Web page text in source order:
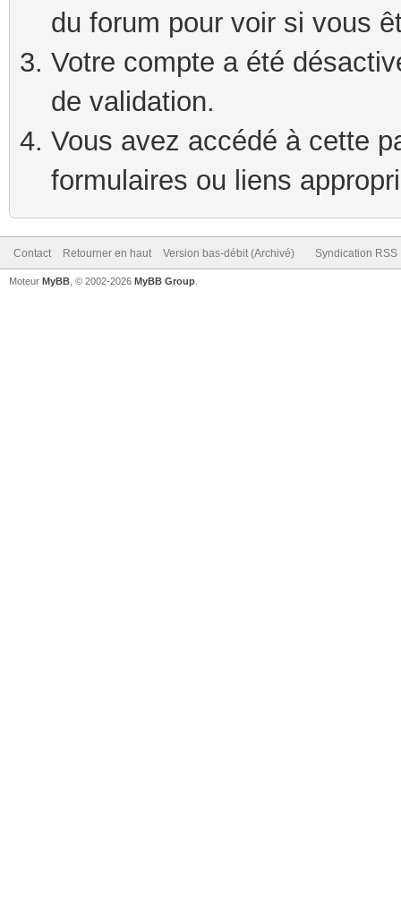
du forum pour voir si vous
Votre compte a été
de validation.
Vous avez accédé à cette
formulaires ou liens
Contact Retourner en haut Version bas-débit (Archivé) Syndication RSS
Moteur MyBB , © 2002-2026 MyBB Group